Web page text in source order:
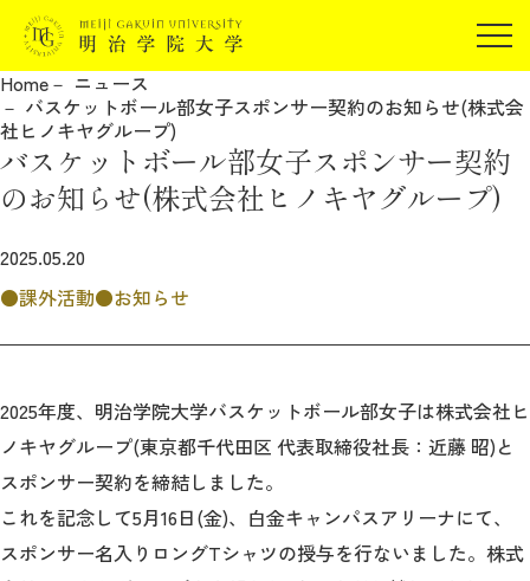
在学生の方
保証人の方
企業・研究者の方
JP EN
受験生の方
明治学院大学について
教育
Home
ニュース
バスケットボール部女子スポンサー契約のお知らせ(株式会
社ヒノキヤグループ)
バスケットボール部女子スポンサー契約
のお知らせ(株式会社ヒノキヤグループ)
2025.05.20
課外活動
お知らせ
2025年度、明治学院大学バスケットボール部女子は株式会社ヒ
ノキヤグループ(東京都千代田区 代表取締役社長：近藤 昭)と
スポンサー契約を締結しました。
これを記念して5月16日(金)、白金キャンパスアリーナにて、
スポンサー名入りロングTシャツの授与を行ないました。株式